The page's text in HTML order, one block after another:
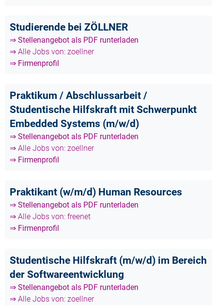
Studierende bei ZÖLLNER
⇒ Stellenangebot als PDF runterladen
⇒ Alle Jobs von: zoellner
⇒ Firmenprofil
Praktikum / Abschlussarbeit /
Studentische Hilfskraft mit Schwerpunkt
Embedded Systems (m/w/d)
⇒ Stellenangebot als PDF runterladen
⇒ Alle Jobs von: zoellner
⇒ Firmenprofil
Praktikant (w/m/d) Human Resources
⇒ Stellenangebot als PDF runterladen
⇒ Alle Jobs von: freenet
⇒ Firmenprofil
Studentische Hilfskraft (m/w/d) im Bereich
der Softwareentwicklung
⇒ Stellenangebot als PDF runterladen
⇒ Alle Jobs von: zoellner